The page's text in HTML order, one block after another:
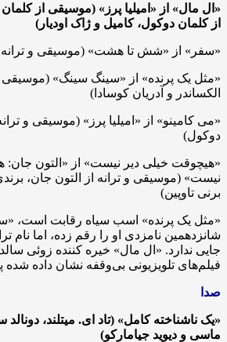
«ال مال» از «امیلیا پرز» (موسیقی از
از کلمان دوکول، کامیل و ژاک اودیار)
«سفر» از «شش تا هشت» (موسیقی و ترانه
«مثل یک پرنده» از «سینگ سینگ» (موسیقی و
الکساندر و آدریان کوسادا)
«می کامینو» از «امیلیا پرز» (موسیقی و
دوکول)
«هیچوقت خیلی دیر نیست» از «التون جان:
نیست» (موسیقی و ترانه از التون جان،
برنی تاوپین)
«مثل یک پرنده» اسب سیاه رقابت است،
شانزدهمین نامزدی او را رقم زده، اما نام
جایی ندارد. «ال مال» خیره کننده زوئی
فیلم‌های تلویزیونی بی‌وقفه نشان داده شده
صدا
«یک ناشناخته کامل» (تاد ای. میتلند، دونالد
ماسی و دیوید جیامارکو)